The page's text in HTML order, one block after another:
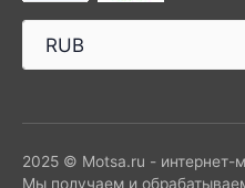
2025 © Motsa.ru - интернет-
Мы получаем и